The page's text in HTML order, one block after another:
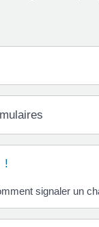
!
signaler un